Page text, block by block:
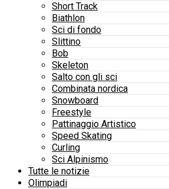
Short Track
Biathlon
Sci di fondo
Slittino
Bob
Skeleton
Salto con gli sci
Combinata nordica
Snowboard
Freestyle
Pattinaggio Artistico
Speed Skating
Curling
Sci Alpinismo
Tutte le notizie
Olimpiadi